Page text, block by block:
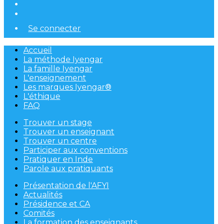
Se connecter
Accueil
La méthode Iyengar
La famille Iyengar
L'enseignement
Les marques Iyengar®
L'éthique
FAQ
Trouver un stage
Trouver un enseignant
Trouver un centre
Participer aux conventions
Pratiquer en Inde
Parole aux pratiquants
Présentation de l'AFYI
Actualités
Présidence et CA
Comités